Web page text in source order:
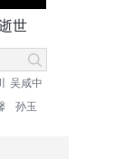
世
吴咸中
孙玉